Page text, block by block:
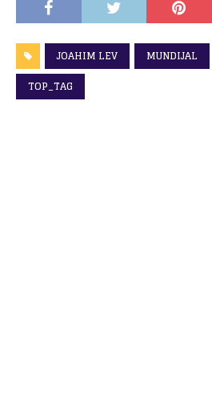
JOAHIM LEV MUNDIJAL
TOP_TAG